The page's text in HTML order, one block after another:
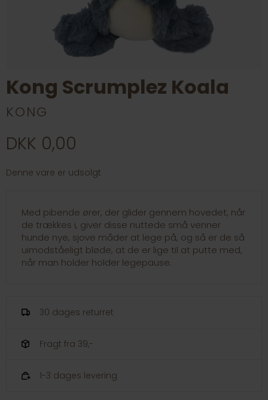
Kong Scrumplez Koala
KONG
DKK 0,00
Denne vare er udsolgt
Med pibende ører, der glider gennem hovedet, når
de trækkes i, giver disse nuttede små venner
hunde nye, sjove måder at lege på, og så er de så
uimodståeligt bløde, at de er lige til at putte med,
når man holder holder legepause.
30 dages returret
Fragt fra 39,-
1-3 dages levering